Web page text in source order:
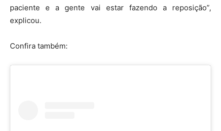
paciente e a gente vai estar fazendo a reposição”,
explicou.
Confira também: